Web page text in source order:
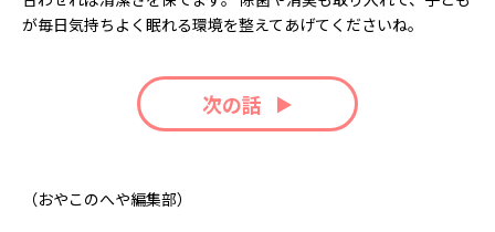
が毎日気持ちよく眠れる環境を整えてあげてくださいね。
次の話
（おやこのへや編集部）